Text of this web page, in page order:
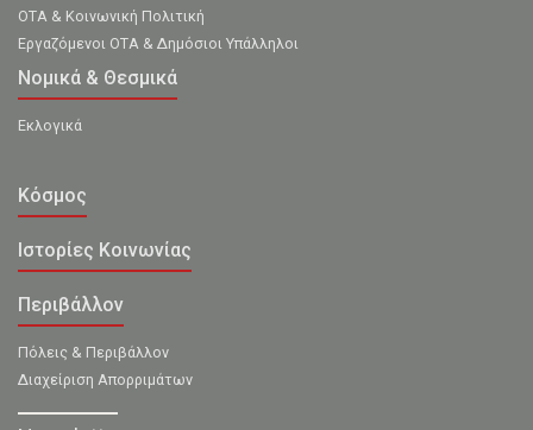
ΟΤΑ & Κοινωνική Πολιτική
Εργαζόμενοι ΟΤΑ & Δημόσιοι Υπάλληλοι
Νομικά & Θεσμικά
Εκλογικά
Κόσμος
Ιστορίες Κοινωνίας
Περιβάλλον
Πόλεις & Περιβάλλον
Διαχείριση Απορριμάτων